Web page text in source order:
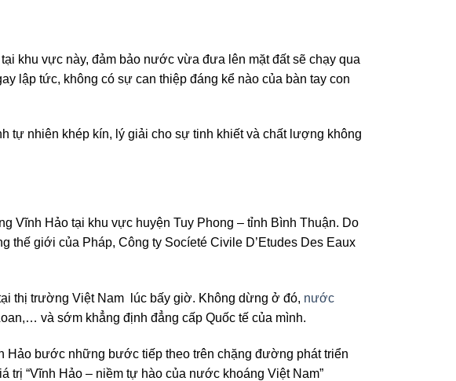
khu vực này, đảm bảo nước vừa đưa lên mặt đất sẽ chạy qua
lập tức, không có sự can thiệp đáng kể nào của bàn tay con
tự nhiên khép kín, lý giải cho sự tinh khiết và chất lượng không
Vĩnh Hảo tại khu vực huyện Tuy Phong – tỉnh Bình Thuận. Do
giới của Pháp, Công ty Socíeté Civile D’Etudes Des Eaux
thị trường Việt Nam lúc bấy giờ. Không dừng ở đó, nước
và sớm khẳng định đẳng cấp Quốc tế của mình.
bước những bước tiếp theo trên chặng đường phát triển
“Vĩnh Hảo – niềm tự hào của nước khoáng Việt Nam”